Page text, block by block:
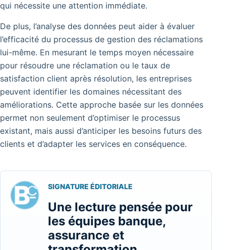
qui nécessite une attention immédiate.
De plus, l’analyse des données peut aider à évaluer
l’efficacité du processus de gestion des réclamations
lui-même. En mesurant le temps moyen nécessaire
pour résoudre une réclamation ou le taux de
satisfaction client après résolution, les entreprises
peuvent identifier les domaines nécessitant des
améliorations. Cette approche basée sur les données
permet non seulement d’optimiser le processus
existant, mais aussi d’anticiper les besoins futurs des
clients et d’adapter les services en conséquence.
SIGNATURE ÉDITORIALE
Une lecture pensée pour
les équipes banque,
assurance et